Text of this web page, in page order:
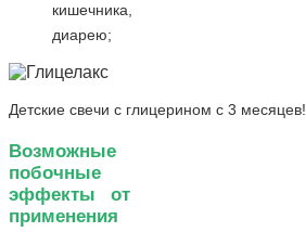
кишечника,
диарею;
Детские свечи с глицерином с 3 месяцев!
Возможные
побочные
эффекты от
применения